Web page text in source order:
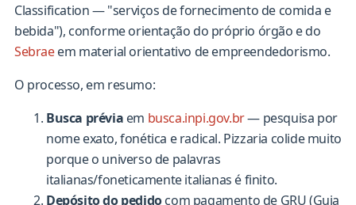
Classification — "serviços de fornecimento de comida e
bebida"), conforme orientação do próprio órgão e do
Sebraeem material orientativo de empreendedorismo.
O processo, em resumo:
Busca prévia em busca.inpi.gov.br— pesquisa por
nome exato, fonética e radical. Pizzaria colide muito
porque o universo de palavras
italianas/foneticamente italianas é finito.
Depósito do pedidocom pagamento de GRU (Guia